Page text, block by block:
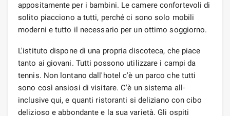
appositamente per i bambini. Le camere confortevoli di
solito piacciono a tutti, perché ci sono solo mobili
moderni e tutto il necessario per un ottimo soggiorno.
L'istituto dispone di una propria discoteca, che piace
tanto ai giovani. Tutti possono utilizzare i campi da
tennis. Non lontano dall'hotel c'è un parco che tutti
sono così ansiosi di visitare. C'è un sistema all-
inclusive qui, e quanti ristoranti si deliziano con cibo
delizioso e abbondante e la sua varietà. Gli ospiti